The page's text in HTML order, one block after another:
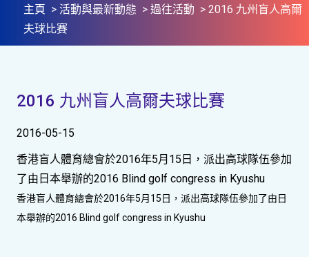
主頁 > 活動與最新動態 > 過往活動 > 2016 九州盲人高爾
夫球比賽
2016 九州盲人高爾夫球比賽
2016-05-15
香港盲人體育總會於2016年5月15日，派出高球隊伍參加
了由日本舉辦的2016 Blind golf congress in Kyushu
香港盲人體育總會於2016年5月15日，派出高球隊伍參加了由日
本舉辦的2016 Blind golf congress in Kyushu